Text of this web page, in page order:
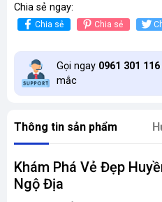
Chia sẻ ngay:
Chia sẻ Chia sẻ
Gọi ngay 0961 301 116
mắc
Thông tin sản phẩm
Khám Phá Vẻ Đẹp
Ngộ Địa